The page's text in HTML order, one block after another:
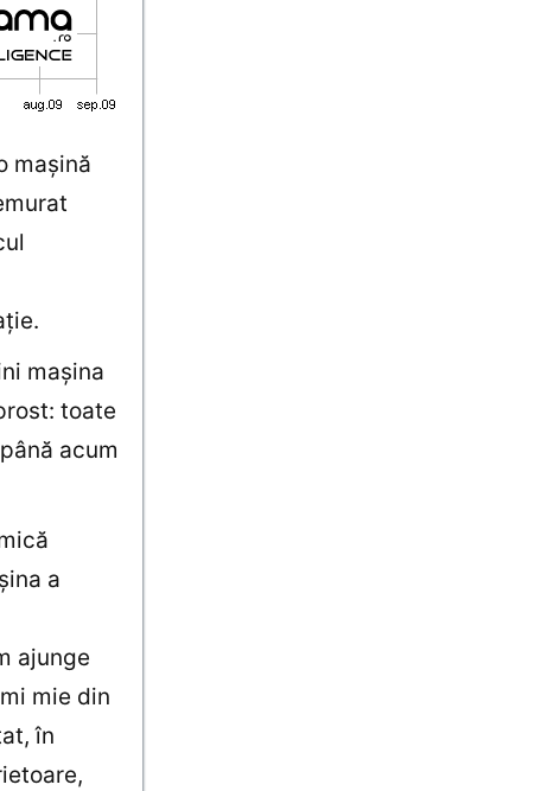
maşină
maşina
toate
acum
a
ajunge
mie din
în